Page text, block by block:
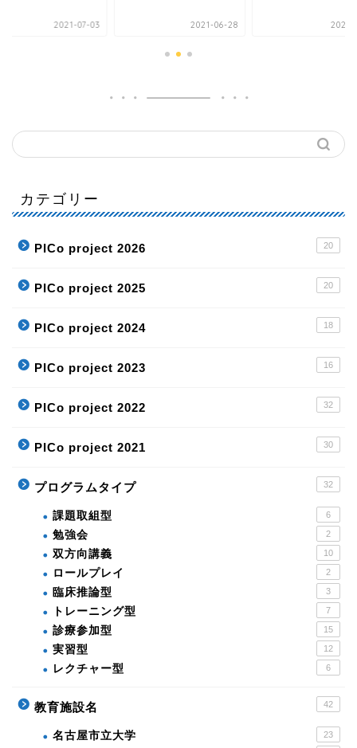
2021-07-03 2021-06-28 2021-
カテゴリー
PICo project 2026 20
PICo project 2025 20
PICo project 2024 18
PICo project 2023 16
PICo project 2022 32
PICo project 2021 30
プログラムタイプ 32
課題取組型 6
勉強会 2
双方向講義 10
ロールプレイ 2
臨床推論型 3
トレーニング型 7
診療参加型 15
実習型 12
レクチャー型 6
教育施設名 42
名古屋市立大学 23